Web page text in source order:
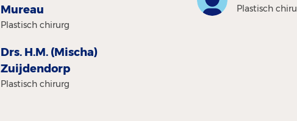
Mureau
Plastisch chirurg
Plastisch
Drs. H.M. (Mischa)
Zuijdendorp
Plastisch chirurg